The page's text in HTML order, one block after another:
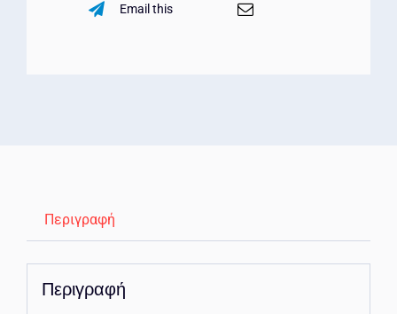
Email this
Περιγραφή
Περιγραφή